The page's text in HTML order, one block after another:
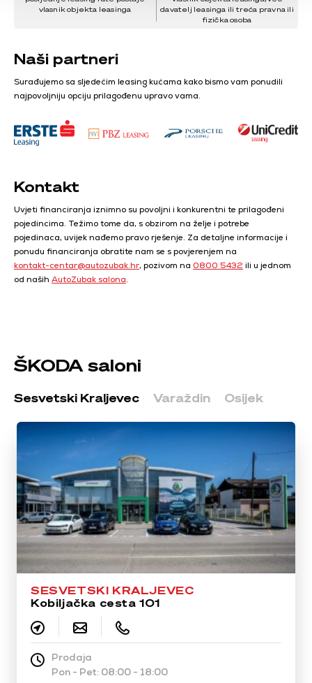
vlasnik objekta leasinga
davatelj leasinga ili treća pravna ili
fizička osoba
Naši partneri
Surađujemo sa sljedećim leasing kućama kako bismo vam ponudili
najpovoljniju opciju prilagođenu upravo vama.
Kontakt
Uvjeti financiranja iznimno su povoljni i konkurentni te prilagođeni
pojedincima. Težimo tome da, s obzirom na želje i potrebe
pojedinaca, uvijek nađemo pravo rješenje. Za detaljne informacije i
ponudu financiranja obratite nam se s povjerenjem na
kontakt-centar@autozubak.hr, pozivom na 0800 5432 ili u jednom
od naših AutoZubak salona.
ŠKODA saloni
Sesvetski Kraljevec Varaždin Osijek
SESVETSKI KRALJEVEC
Kobiljačka cesta 101
Prodaja
Pon - Pet: 08:00 - 18:00